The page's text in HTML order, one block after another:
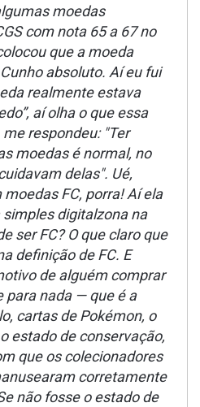
moedas
com nota 65 a 67 no
que a moeda
absoluto. Aí eu fui
realmente estava
aí olha o que essa
me respondeu: "Ter
moedas é normal, no
delas". Ué,
FC, porra! Aí ela
digitalzona na
ser FC? O que claro que
definição de FC. E
de alguém comprar
para nada — que é a
cartas de Pokémon, o
estado de conservação,
que os colecionadores
corretamente
não fosse o estado de